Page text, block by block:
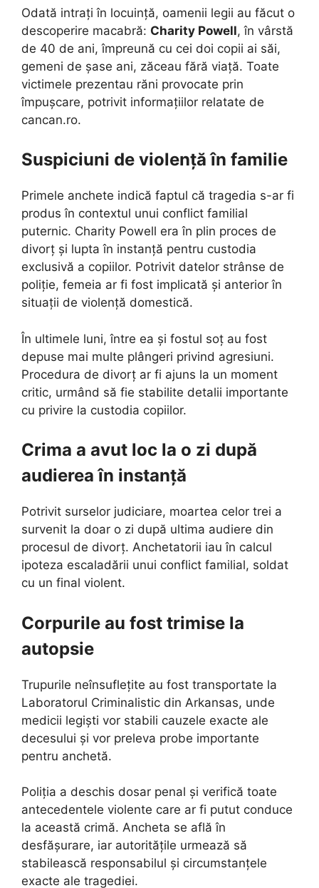
Odată intrați în locuință, oamenii legii au făcut o
descoperire macabră: Charity Powell, în vârstă
de 40 de ani, împreună cu cei doi copii ai săi,
gemeni de șase ani, zăceau fără viață. Toate
victimele prezentau răni provocate prin
împușcare, potrivit informațiilor relatate de
cancan.ro.
Suspiciuni de violență în familie
Primele anchete indică faptul că tragedia s-ar fi
produs în contextul unui conflict familial
puternic. Charity Powell era în plin proces de
divorț și lupta în instanță pentru custodia
exclusivă a copiilor. Potrivit datelor strânse de
poliție, femeia ar fi fost implicată și anterior în
situații de violență domestică.
În ultimele luni, între ea și fostul soț au fost
depuse mai multe plângeri privind agresiuni.
Procedura de divorț ar fi ajuns la un moment
critic, urmând să fie stabilite detalii importante
cu privire la custodia copiilor.
Crima a avut loc la o zi după
audierea în instanță
Potrivit surselor judiciare, moartea celor trei a
survenit la doar o zi după ultima audiere din
procesul de divorț. Anchetatorii iau în calcul
ipoteza escaladării unui conflict familial, soldat
cu un final violent.
Corpurile au fost trimise la
autopsie
Trupurile neînsuflețite au fost transportate la
Laboratorul Criminalistic din Arkansas, unde
medicii legiști vor stabili cauzele exacte ale
decesului și vor preleva probe importante
pentru anchetă.
Poliția a deschis dosar penal și verifică toate
antecedentele violente care ar fi putut conduce
la această crimă. Ancheta se află în
desfășurare, iar autoritățile urmează să
stabilească responsabilul și circumstanțele
exacte ale tragediei.